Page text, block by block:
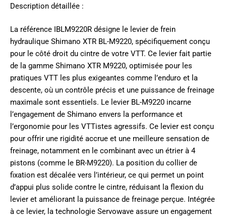
Description détaillée :
La référence IBLM9220R désigne le levier de frein
hydraulique Shimano XTR BL-M9220, spécifiquement conçu
pour le côté droit du cintre de votre VTT. Ce levier fait partie
de la gamme Shimano XTR M9220, optimisée pour les
pratiques VTT les plus exigeantes comme l’enduro et la
descente, où un contrôle précis et une puissance de freinage
maximale sont essentiels. Le levier BL-M9220 incarne
l’engagement de Shimano envers la performance et
l’ergonomie pour les VTTistes agressifs. Ce levier est conçu
pour offrir une rigidité accrue et une meilleure sensation de
freinage, notamment en le combinant avec un étrier à 4
pistons (comme le BR-M9220). La position du collier de
fixation est décalée vers l’intérieur, ce qui permet un point
d’appui plus solide contre le cintre, réduisant la flexion du
levier et améliorant la puissance de freinage perçue. Intégrée
à ce levier, la technologie Servowave assure un engagement